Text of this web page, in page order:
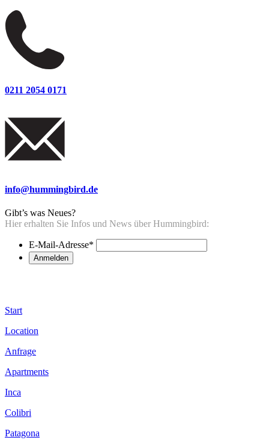
0211 2054 0171
info@hummingbird.de
Gibt’s was Neues?
Hier erhalten Sie Infos und News über Hummingbird:
E-Mail-Adresse*
Start
Location
Anfrage
Apartments
Inca
Colibri
Patagona